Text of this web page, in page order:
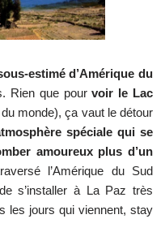
estimé d’Amérique du
Rien que pourvoir le Lac
monde), ça vaut le détour
spéciale qui se
amoureux plus d’un
l’Amérique du Sud
s’installer à La Paz très
les jours qui viennent, stay